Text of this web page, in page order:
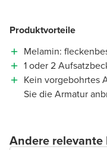
Produktvorteile
Melamin:
1 oder 2
Kein vorgebohrtes
Sie die Armatur
Andere